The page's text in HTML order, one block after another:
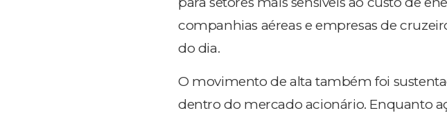
companhias aéreas e empresas de
do dia.
O movimento de alta também foi
dentro do mercado acionário. Enquanto